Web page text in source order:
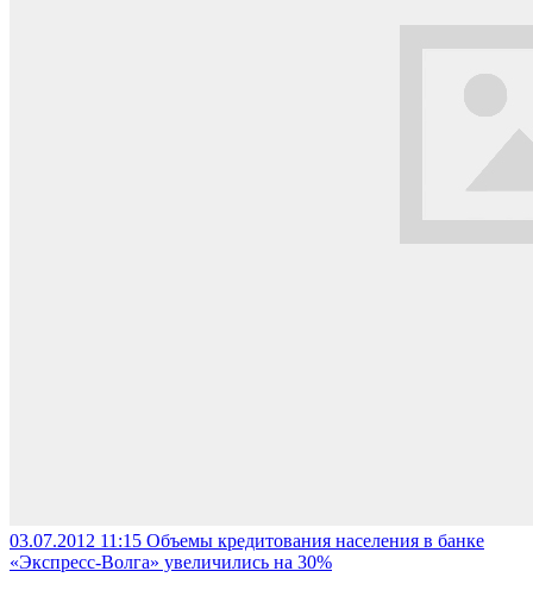
03.07.2012 11:15 Объемы кредитования населения в банке
«Экспресс-Волга» увеличились на 30%